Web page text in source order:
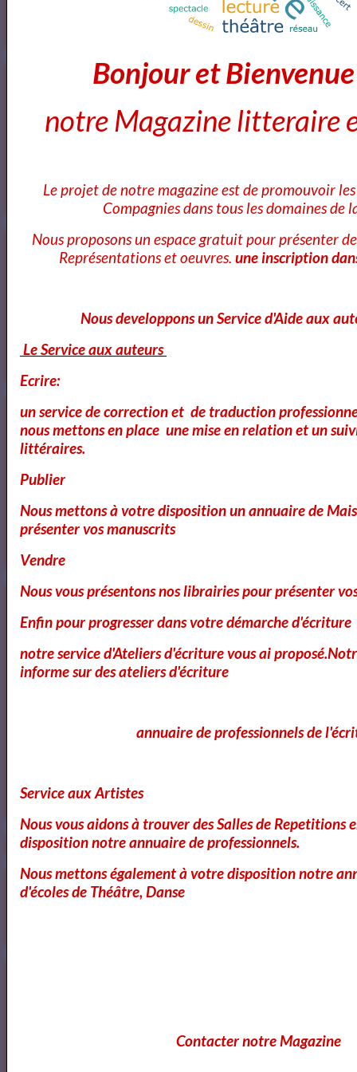
OK
Cours Ateliers Formations
Cours et Ateliers de Cinema
Annuaire et Formation Cinema
Annuaire des Chroniqueurs littéraires
Annuaire des Chroniqueurs
littéraires
Mes livres sur Babelio.com
Bonjour et
notre Magazine litteraire
Le projet de notre magazine est de promouvoir
Compagnies dans tous les domaines de
Nous proposons un espace gratuit pour présenter
Représentations et oeuvres. une inscription
Nous developpons un Service d'Aide aux
Le Service aux auteurs
Ecrire:
un service de correction et de traduction
nous mettons en place une mise en relation et un
littéraires.
Publier
Nous mettons à votre disposition un annuaire de
présenter vos manuscrits
Vendre
Nous vous présentons nos librairies pour présenter
Enfin pour progresser dans votre démarche d'écriture
notre service d'Ateliers d'écriture vous ai
informe sur des ateliers d'écriture
annuaire de professionnels de
Service aux Artistes
Nous vous aidons à trouver des Salles de Repetitions
disposition notre annuaire de professionnels.
Nous mettons également à votre disposition notre
d'écoles de Théâtre, Danse
Contacter notre Magazine